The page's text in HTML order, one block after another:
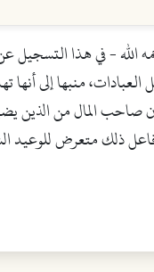
- في هذا التسجيل عن
منبها إلى أنها
صاحب المال من الذين
ذلك متعرض للوعيد